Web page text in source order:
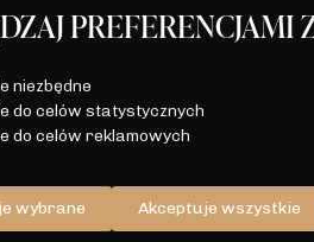
NA STRONIE MATERIAŁY
ZAPROSZENIE DO ZAWARCIA
PREFERENCJAMI
niezbędne
do celów statystycznych
do celów reklamowych
wybrane Akceptuje wszystkie